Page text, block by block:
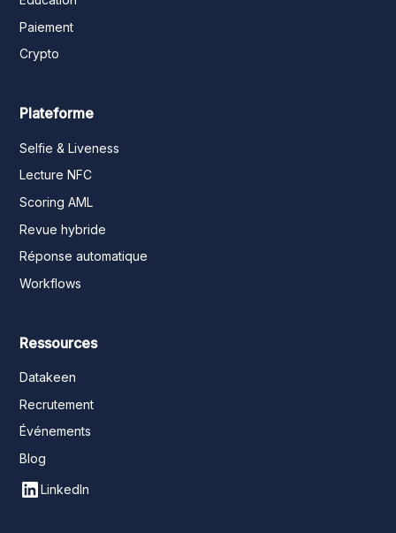
Paiement
Crypto
Plateforme
Selfie & Liveness
Lecture NFC
Scoring AML
Revue hybride
Réponse automatique
Workflows
Ressources
Datakeen
Recrutement
Événements
Blog
LinkedIn